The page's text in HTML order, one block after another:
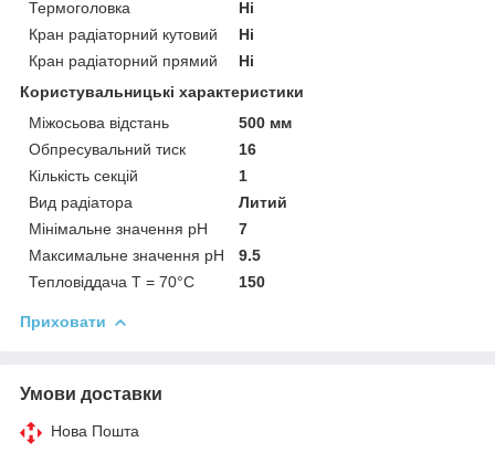
Термоголовка
Ні
Кран радіаторний кутовий
Ні
Кран радіаторний прямий
Ні
Користувальницькі характеристики
Міжосьова відстань
500 мм
Обпресувальний тиск
16
Кількість секцій
1
Вид радіатора
Литий
Мінімальне значення pH
7
Максимальне значення pH
9.5
Тепловіддача T = 70°C
150
Приховати
Умови доставки
Нова Пошта